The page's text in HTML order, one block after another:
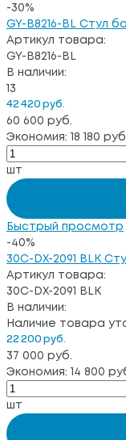
-30%
GY-B8216-BL Стул
Артикул товара:
GY-B8216-BL
В наличии:
13
42 420 руб.
60 600 руб.
Экономия: 18 180
шт
Быстрый просмотр
-40%
30C-DX-2091 BLK
Артикул товара:
30C-DX-2091 BLK
В наличии:
Наличие товара
22 200 руб.
37 000 руб.
Экономия: 14 800
шт